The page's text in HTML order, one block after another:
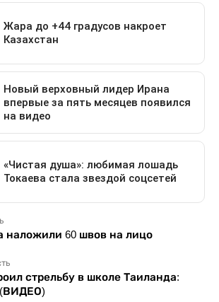
наложили 60 швов на лицо
стрельбу в школе Таиланда:
(ВИДЕО)